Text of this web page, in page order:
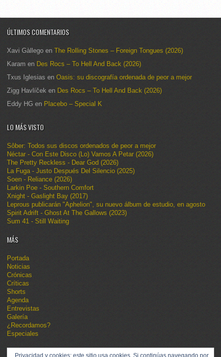
ÚLTIMOS COMENTARIOS
Xavi Gàllego en The Rolling Stones – Foreign Tongues (2026)
Karam en Des Rocs – To Hell And Back (2026)
Txus Iglesias en Oasis: su discografía ordenada de peor a mejor
Zigg Havlíček en Des Rocs – To Hell And Back (2026)
Eddy HG en Placebo – Special K
LO MÁS VISTO
Sôber: Todos sus discos ordenados de peor a mejor
Néctar - Con Este Disco (Lo) Vamos A Petar (2026)
The Pretty Reckless - Dear God (2026)
La Fuga - Justo Después Del Silencio (2025)
Soen - Reliance (2026)
Larkin Poe - Southern Comfort
Xnight - Gaslight Bay (2017)
Leprous publicarán "Aphelion", su nuevo álbum de estudio, en agosto
Spirit Adrift - Ghost At The Gallows (2023)
Sum 41 - Still Waiting
MÁS
Portada
Noticias
Crónicas
Críticas
Shorts
Agenda
Entrevistas
Galería
¿Recordamos?
Especiales
Privacidad y cookies: este sitio usa cookies. Si continúas navegando por